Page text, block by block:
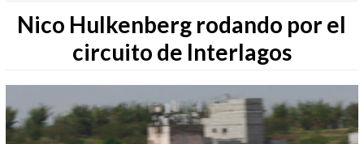
Nico Hulkenberg rodando por el
circuito de Interlagos